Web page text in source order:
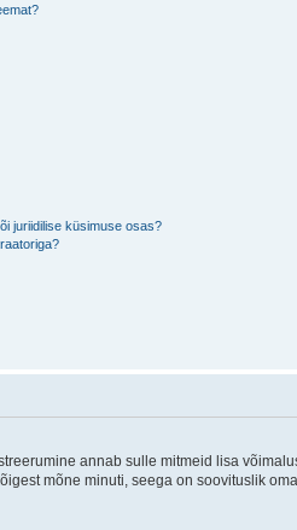
juriidilise küsimuse osas?
annab sulle mitmeid lisa
mõne minuti, seega on soovituslik